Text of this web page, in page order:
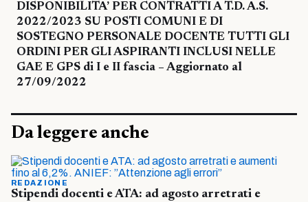
DISPONIBILITA’ PER CONTRATTI A T.D. A.S.
2022/2023 SU POSTI COMUNI E DI
SOSTEGNO PERSONALE DOCENTE TUTTI GLI
ORDINI PER GLI ASPIRANTI INCLUSI NELLE
GAE E GPS di I e II fascia – Aggiornato al
27/09/2022
Da leggere anche
REDAZIONE
Stipendi docenti e ATA: ad agosto arretrati e